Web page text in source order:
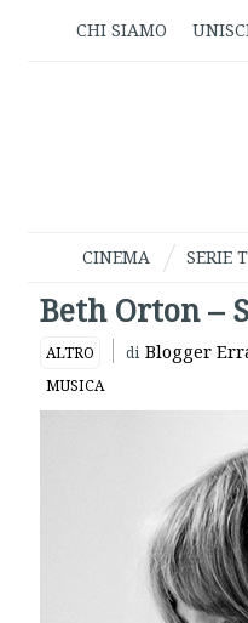
CHI SIAMO
CINEMA SERIE
Beth Orton –
ALTRO di Blogger
MUSICA